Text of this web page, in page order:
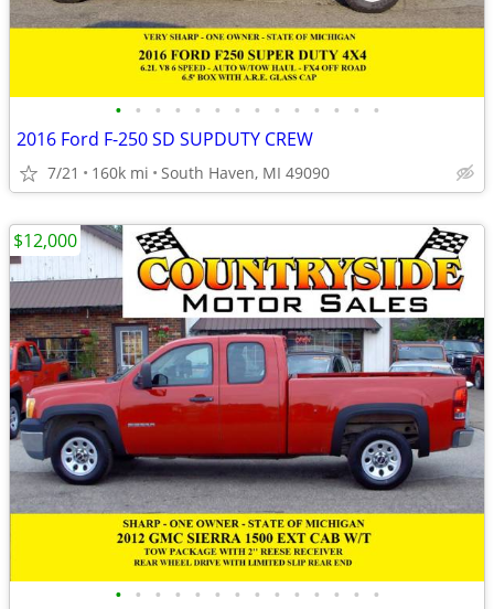
• • • • • • • • • • • • • •
2016 Ford F-250 SD SUPDUTY CREW
7/21 160k mi South Haven, MI 49090
• • • • • • • • • • • • • •
$12,000